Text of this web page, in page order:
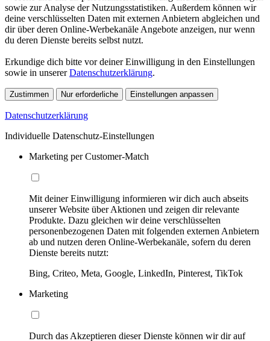
sowie zur Analyse der Nutzungsstatistiken. Außerdem können wir
deine verschlüsselten Daten mit externen Anbietern abgleichen und
dir über deren Online-Werbekanäle Angebote anzeigen, nur wenn
du deren Dienste bereits selbst nutzt.
Erkundige dich bitte vor deiner Einwilligung in den Einstellungen
sowie in unsererDatenschutzerklärung.
Zustimmen Nur erforderliche Einstellungen anpassen
Datenschutzerklärung
Individuelle Datenschutz-Einstellungen
Marketing per Customer-Match
Mit deiner Einwilligung informieren wir dich auch abseits
unserer Website über Aktionen und zeigen dir relevante
Produkte. Dazu gleichen wir deine verschlüsselten
personenbezogenen Daten mit folgenden externen Anbietern
ab und nutzen deren Online-Werbekanäle, sofern du deren
Dienste bereits nutzt:
Bing, Criteo, Meta, Google, LinkedIn, Pinterest, TikTok
Marketing
Durch das Akzeptieren dieser Dienste können wir dir auf